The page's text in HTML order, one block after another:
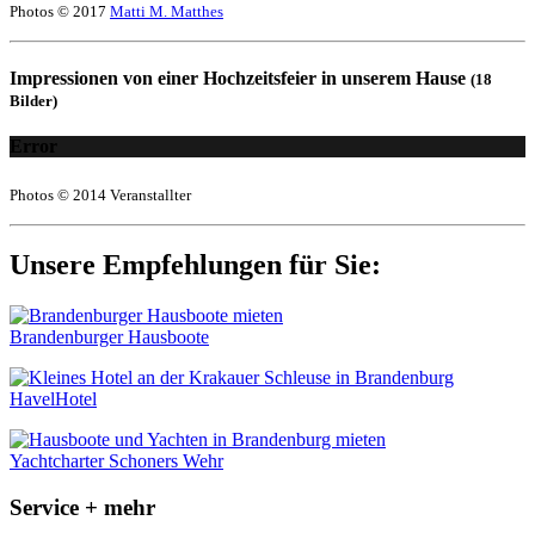
Photos © 2017 Matti M. Matthes
Impressionen von einer Hochzeitsfeier in unserem Hause (18
Bilder)
Error
Photos © 2014 Veranstallter
Unsere Empfehlungen für Sie:
Brandenburger Hausboote
HavelHotel
Yachtcharter Schoners Wehr
Service + mehr